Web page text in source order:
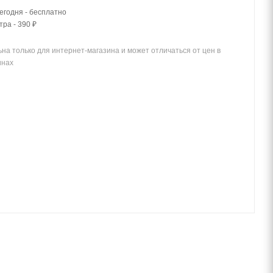
- бесплатно
- 390 ₽
только для интернет-магазина и может отличаться от цен в